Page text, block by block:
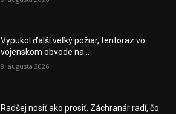
Vypukol ďalší veľký požiar, tentoraz vo
vojenskom obvode na...
8. augusta 2026
Radšej nosiť ako prosiť. Záchranár radí, čo